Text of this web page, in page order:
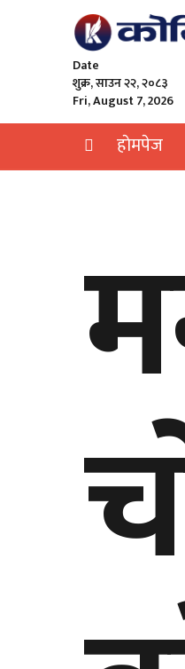
Date
शुक्र, साउन २२, २०८३
Fri, August 7, 2026
हाेमपेज